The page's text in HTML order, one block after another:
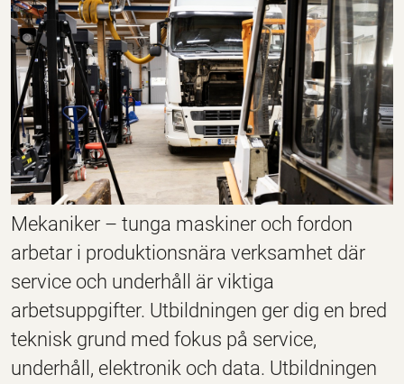
Mekaniker – tunga maskiner och fordon
arbetar i produktionsnära verksamhet där
service och underhåll är viktiga
arbetsuppgifter. Utbildningen ger dig en bred
teknisk grund med fokus på service,
underhåll, elektronik och data. Utbildningen